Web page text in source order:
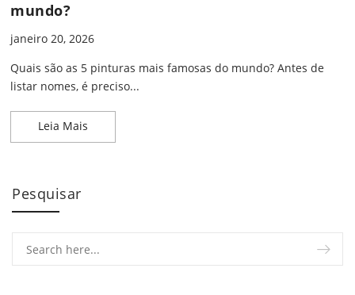
mundo?
janeiro 20, 2026
Quais são as 5 pinturas mais famosas do mundo? Antes de
listar nomes, é preciso...
Leia Mais
Pesquisar